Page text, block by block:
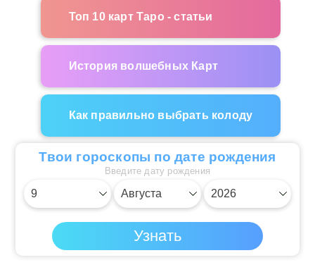
Топ 10 карт Таро - статьи
История волшебных Карт
Как правильно выбрать колоду
Твои гороскопы по дате рождения
Введите дату рождения